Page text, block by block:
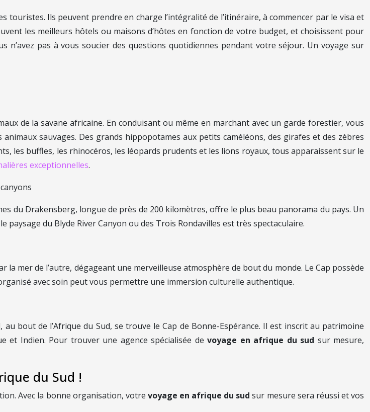
touristes. Ils peuvent prendre en charge l’intégralité de l’itinéraire, à commencer par le visa et
les meilleurs hôtels ou maisons d’hôtes en fonction de votre budget, et choisissent pour
n’avez pas à vous soucier des questions quotidiennes pendant votre séjour. Un voyage sur
de la savane africaine. En conduisant ou même en marchant avec un garde forestier, vous
sauvages. Des grands hippopotames aux petits caméléons, des girafes et des zèbres
les buffles, les rhinocéros, les léopards prudents et les lions royaux, tous apparaissent sur le
exceptionnelles.
du Drakensberg, longue de près de 200 kilomètres, offre le plus beau panorama du pays. Un
du Blyde River Canyon ou des Trois Rondavilles est très spectaculaire.
mer de l’autre, dégageant une merveilleuse atmosphère de bout du monde. Le Cap possède
avec soin peut vous permettre une immersion culturelle authentique.
bout de l’Afrique du Sud, se trouve le Cap de Bonne-Espérance. Il est inscrit au patrimoine
et Indien. Pour trouver une agence spécialisée de voyage en afrique du sud sur mesure,
du Sud !
Avec la bonne organisation, votre voyage en afrique du sudsur mesure sera réussi et vos